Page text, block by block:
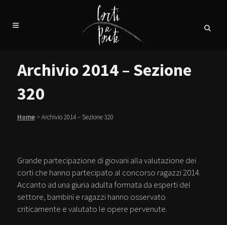
Archivio 2014 – Sezione
320
Home>Archivio 2014 – Sezione 320
Grande partecipazione di giovani alla valutazione dei
corti che hanno partecipato al concorso ragazzi 2014.
Accanto ad una giuria adulta formata da esperti del
settore, bambini e ragazzi hanno osservato
criticamente e valutato le opere pervenute.